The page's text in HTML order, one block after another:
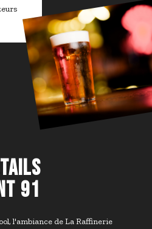
91
l'ambiance de La Raffinerie